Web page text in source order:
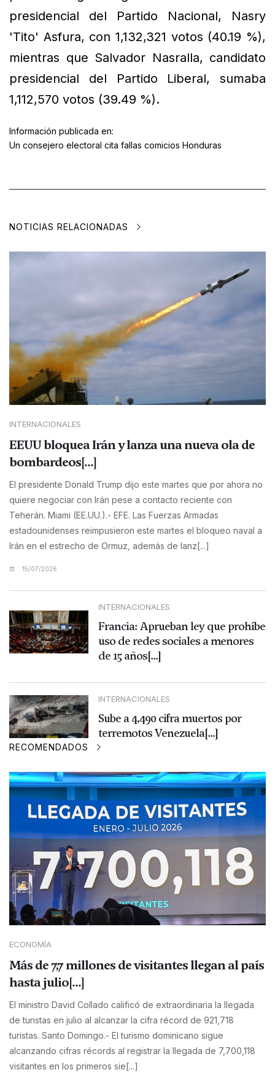
presidencial del Partido Nacional, Nasry
'Tito' Asfura, con 1,132,321 votos (40.19 %),
mientras que Salvador Nasralla, candidato
presidencial del Partido Liberal, sumaba
1,112,570 votos (39.49 %).
Información publicada en:
Un consejero electoral cita fallas comicios Honduras
NOTICIAS RELACIONADAS
INTERNACIONALES
EEUU bloquea Irán y lanza una nueva ola de
bombardeos[...]
El presidente Donald Trump dijo este martes que por ahora no
quiere negociar con Irán pese a contacto reciente con
Teherán. Miami (EE.UU.).- EFE. Las Fuerzas Armadas
estadounidenses reimpusieron este martes el bloqueo naval a
Irán en el estrecho de Ormuz, además de lanz[...]
15/07/2026
INTERNACIONALES
Francia: Aprueban ley que prohíbe
uso de redes sociales a menores
de 15 años[...]
INTERNACIONALES
Sube a 4,490 cifra muertos por
terremotos Venezuela[...]
RECOMENDADOS
ECONOMÍA
Más de 7,7 millones de visitantes llegan al país
hasta julio[...]
El ministro David Collado calificó de extraordinaria la llegada
de turistas en julio al alcanzar la cifra récord de 921,718
turistas. Santo Domingo.- El turismo dominicano sigue
alcanzando cifras récords al registrar la llegada de 7,700,118
visitantes en los primeros sie[...]